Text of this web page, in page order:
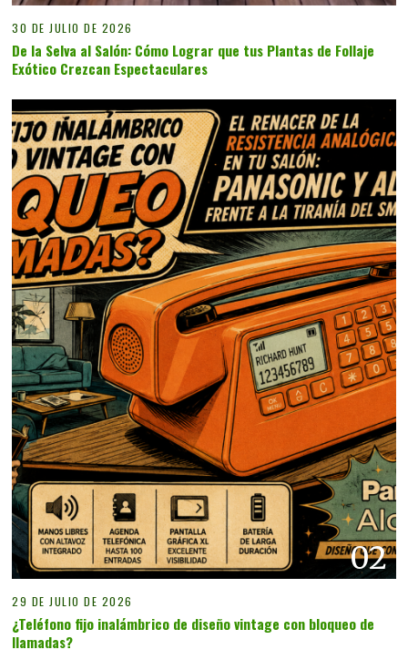
30 DE JULIO DE 2026
De la Selva al Salón: Cómo Lograr que tus Plantas de Follaje
Exótico Crezcan Espectaculares
02
29 DE JULIO DE 2026
¿Teléfono fijo inalámbrico de diseño vintage con bloqueo de
llamadas?